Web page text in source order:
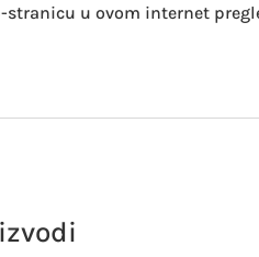
stranicu u ovom internet